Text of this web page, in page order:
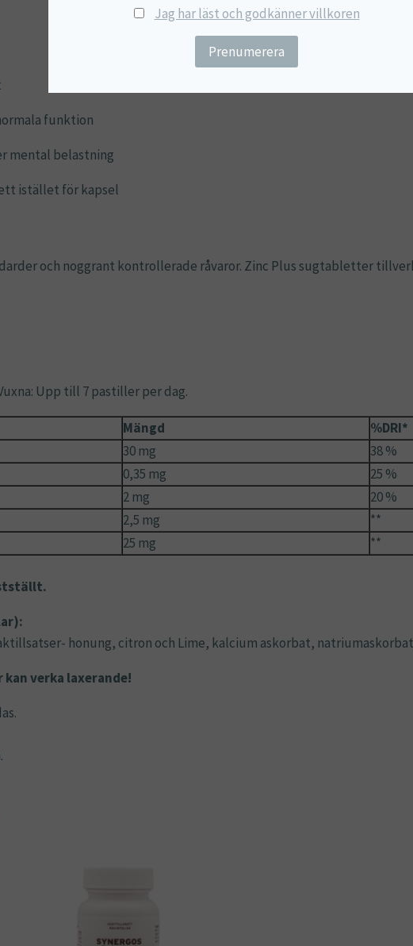
funktion
mental belastning
istället för kapsel
och noggrant kontrollerade råvaror. Zinc Plus sugtabletter
Upp till 7 pastiller per dag.
Mängd
%DRI*
30 mg
38 %
0,35 mg
25 %
2 mg
20 %
2,5 mg
**
25 mg **
honung, citron och Lime, kalcium askorbat,
verka laxerande!
Jag har läst och godkänner villkoren